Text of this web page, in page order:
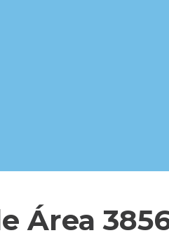
Área